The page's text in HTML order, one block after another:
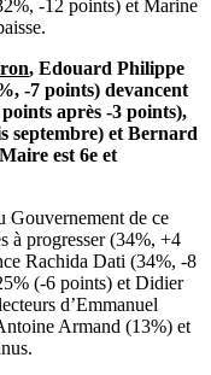
-12 points) et Marine
, Edouard Philippe
-7 points) devancent
après -3 points),
septembre) et Bernard
est 6e et
Gouvernement de ce
à progresser (34%, +4
Rachida Dati (34%, -8
(-6 points) et Didier
d’Emmanuel
Armand (13%) et